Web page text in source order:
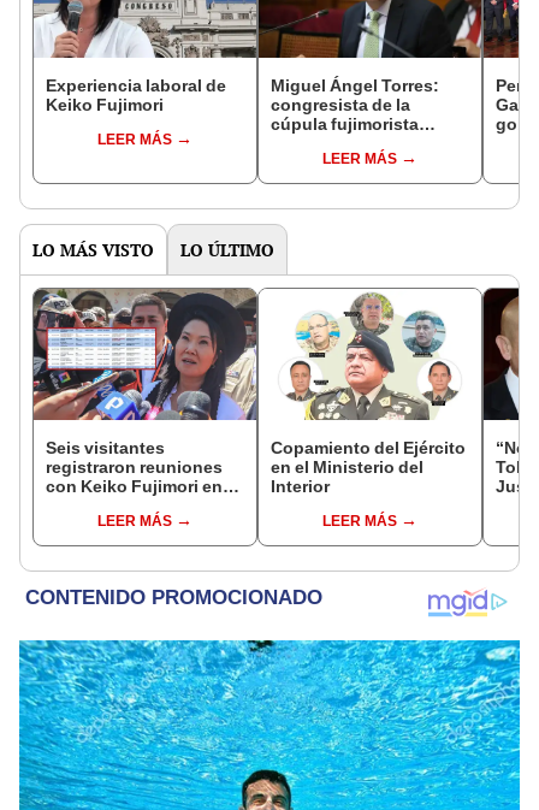
Experiencia laboral de
Keiko Fujimori
LEER MÁS
Miguel Ángel Torres:
congresista de la
cúpula fujimorista
del SenadoLEER MÁS
LO MÁS VISTO LO ÚLTIMO
Seis visitantes
registraron reuniones
con Keiko Fujimori en
presidenta se
encontraba en Junín
LEER MÁS
Copamiento del Ejército
en el Ministerio del
Interior
LEER MÁS
“No